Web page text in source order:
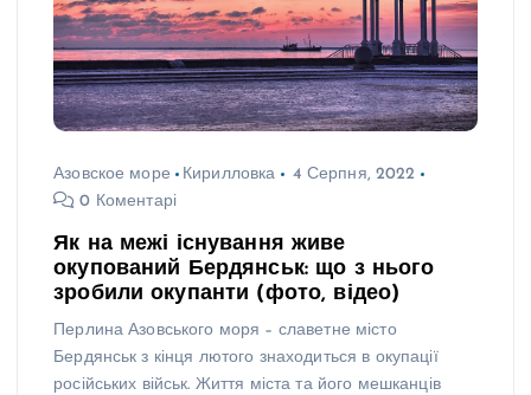
Азовское море Кирилловка
4 Серпня, 2022
0 Коментарі
Як на межі існування живе
окупований Бердянськ: що з нього
зробили окупанти (фото, відео)
Перлина Азовського моря – славетне місто
Бердянськ з кінця лютого знаходиться в окупації
російських військ. Життя міста та його мешканців